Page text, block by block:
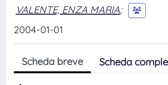
VALENTE, ENZA MARIA;
2004-01-01
Scheda breve Scheda